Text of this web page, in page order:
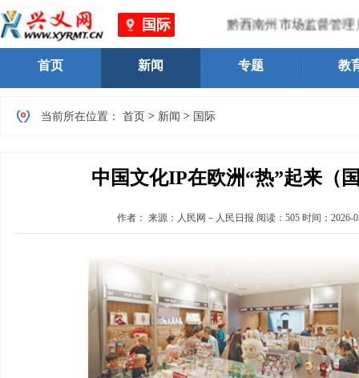
国际 黔西南州市场监督管理局
首页 新闻 专题 教
当前所在位置： 首页 > 新闻 > 国际
中国文化IP在欧洲“热”起来（
作者： 来源：人民网－人民日报 阅读： 505 时间： 2026-